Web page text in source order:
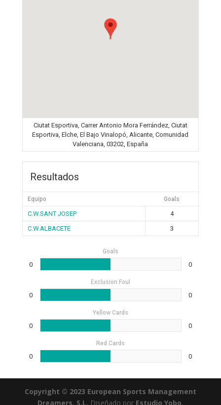
Ciutat Esportiva, Carrer Antonio Mora Ferrández, Ciutat
Esportiva, Elche, El Bajo Vinalopó, Alicante, Comunidad
Valenciana, 03202, España
Resultados
Equipo Goals
C.W.SANT JOSEP
4
C.W.ALBACETE
3
Goals
0 0
Exclusion Foul
0 0
Yellow Cards
0 0
Red Cards
0 0
Copyright © 2023 European Sports Management
Dreamers, S.L. Diseñado por Estudio Yobo.